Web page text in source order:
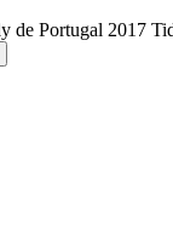
de Portugal 2017